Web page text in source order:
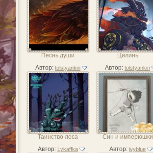
Песнь души Цилинь
Автор: tolstyankin
Таинство леса
Автор: tolstyankin
Син и имперюшки
Автор: Lykaffka Автор: ivyblue